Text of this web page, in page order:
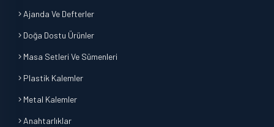
Ajanda Ve Defterler
Doğa Dostu Ürünler
Masa Setleri Ve Sümenleri
Plastik Kalemler
Metal Kalemler
Anahtarlıklar